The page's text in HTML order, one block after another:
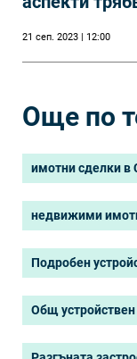
21 сеп. 2023 | 12:00
Още по
имотни сделки в
недвижими
Подробен
Общ